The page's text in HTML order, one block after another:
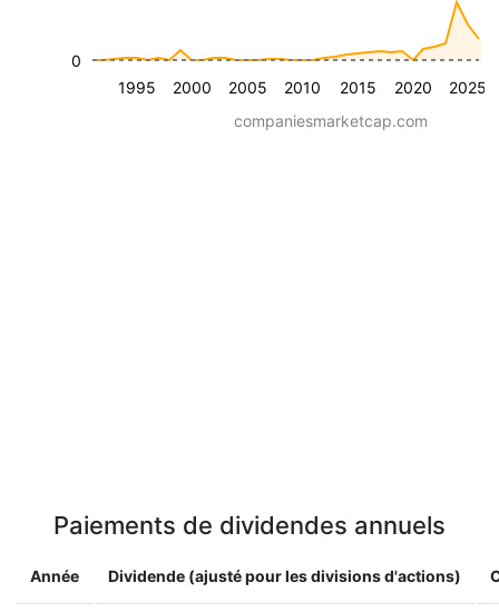
1995 2000 2005 2010 2015 2020 2025
0
companiesmarketcap.com
Paiements de dividendes annuels
Année Dividende (ajusté pour les divisions d'actions)